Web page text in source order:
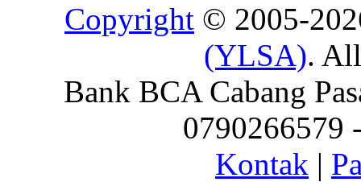
Copyright © 2005-
(YLSA).
Bank BCA Cabang
0790266579
Kontak |